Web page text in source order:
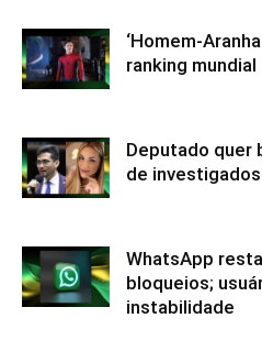
‘Homem-
ranking
Deputado quer
de investigados
WhatsApp
bloqueios;
instabilidade